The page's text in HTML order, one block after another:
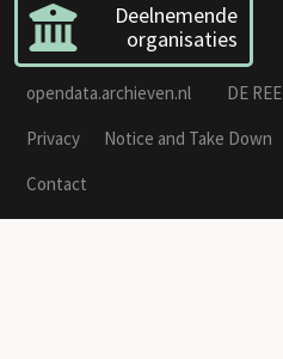
Deelnemende
organisaties
opendata.archieven.nl DE REE
Privacy
Notice and Take Down
Contact